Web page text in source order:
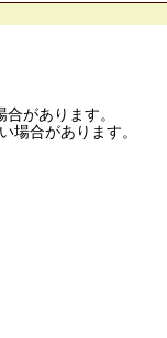
があります。
場合があります。